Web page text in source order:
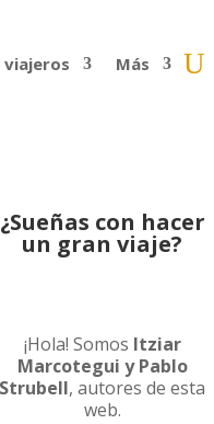
viajeros Más
¿Sueñas con hacer
un gran viaje?
¡Hola! Somos Itziar
Marcotegui y Pablo
Strubell, autores de esta
web.